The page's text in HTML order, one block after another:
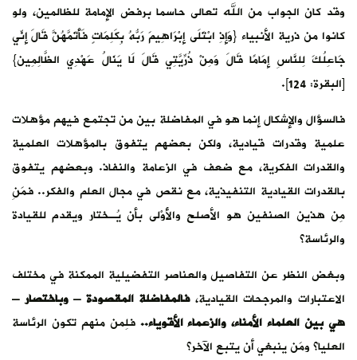
وقد كان الجواب من الله تعالى حاسما برفض الإمامة للظالمين، ولو
كانوا من ذرية الأنبياء {وَإِذِ ابْتَلَى إِبْرَاهِيمَ رَبُّهُ بِكَلِمَاتٍ فَأَتَمَّهُنَّ قَالَ إِنِّي
جَاعِلُكَ لِلنَّاسِ إِمَامًا قَالَ وَمِنْ ذُرِّيَّتِي قَالَ لَا يَنَالُ عَهْدِي الظَّالِمِين}
[البقرة: 124].
فالسؤال والإشكال إنما هو في المفاضلة بين من تجتمع فيهم مؤهلات
علمية وقدرات قيادية، ولكن بعضهم يتفوق بالمؤهلات العلمية
والقدرات الفكرية، مع ضعف في الزعامة والنفاذ. وبعضهم يتفوق
بالقدرات القيادية التنفيذية، مع نقص في مجال العلم والفكر.. فمَنِ
مِن هذين الصنفين هو الأصلح والأَوْلى بأن يُـختار ويقدم للقيادة
والرئاسة؟
وبغض النظر عن التفاصيل والعناصر التفضيلية الممكنة في مختلف
الاعتبارات والمرجحات القيادية،فالمفاضلة المقصودة – وباختصار –
هي بين العلماء الأمناء، والزعماء الأقوياء..فلِمن منهم تكون الرئاسة
العليا؟ ومَن ينبغي أن يتبع الآخر؟